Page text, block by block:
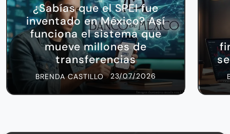
¿Sabías que el SPEI fue
inventado en México? Así
funciona el sistema que
mueve millones de
transferencias
BRENDA CASTILLO 23/07/2026